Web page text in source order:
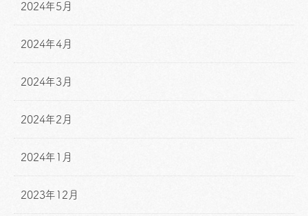
2024年5月
2024年4月
2024年3月
2024年2月
2024年1月
2023年12月